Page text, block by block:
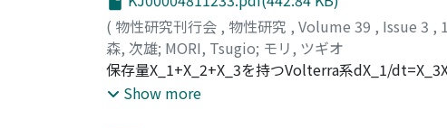
( 物性研究刊行会 , 物性研究 , Volume 39 , Issue 3 ,
森, 次雄; MORI, Tsugio; モリ, ツギオ
保存量X_1+X_2+X_3を持つVolterra系dX_1/
的及び解析的に調べ,点(X_1,X_2,X_3)がある三角
Show more